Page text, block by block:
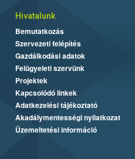
Hivatalunk
Bemutatkozás
Szervezeti felépítés
Gazdálkodási adatok
Felügyeleti szervünk
Projektek
Kapcsolódó linkek
Adatkezelési tájékoztató
Akadálymentességi nyilatkozat
Üzemeltetési információ